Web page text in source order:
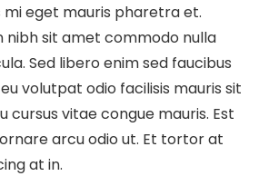
eget mauris pharetra et.
nibh sit amet commodo nulla
Sed libero enim sed faucibus
volutpat odio facilisis mauris sit
cursus vitae congue mauris. Est
arcu odio ut. Et tortor at
at in.